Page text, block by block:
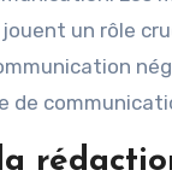
un rôle
de